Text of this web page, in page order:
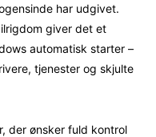
har udgivet.
giver det et
automatisk starter –
tjenester og skjulte
der ønsker fuld kontrol